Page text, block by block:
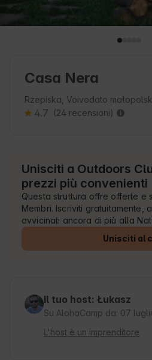
Casa Nera
Rzepiska, Voivodato
4.7 (24 recensioni)
Unisciti a Outdoors
prezzi più convenienti
Questa struttura offre offerte e
Membri. Iscriviti
avvicinati ancora di più alla
Unisciti al
Il tuo host: Łukasz
Su AlohaCamp da: 07
L'host è un imprenditore